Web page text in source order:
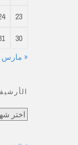
23
30
« مارس
الأرشيف